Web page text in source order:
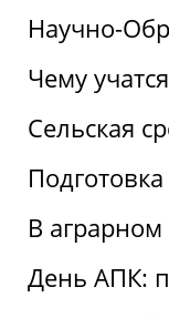
Научно-
Чему
Сельская
В аграрном
День АПК: